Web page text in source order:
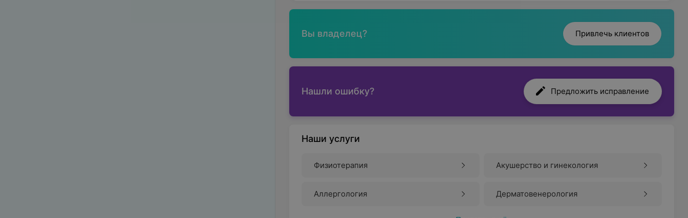
Вы владелец? Привлечь клиентов
Нашли ошибку? Предложить исправление
Наши услуги
Физиотерапия Акушерство и гинекология
Аллергология Дерматовенерология